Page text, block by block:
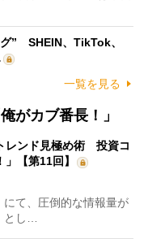
” SHEIN、TikTok、
一覧を見る
がカブ番長！」
レンド見極め術 投資コ
【第11回】
て、圧倒的な情報量が
とし…